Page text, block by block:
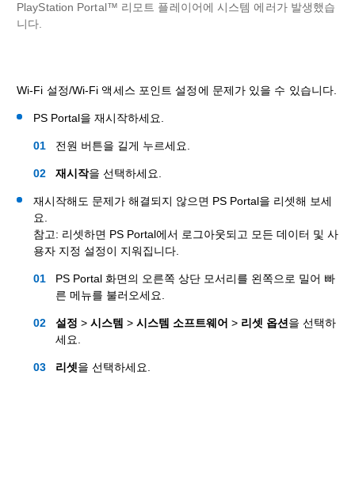
PlayStation Portal™ 리모트 플레이어에 시스템 에러가 발생했습
니다.
Wi-Fi 설정/Wi-Fi 액세스 포인트 설정에 문제가 있을 수 있습니다.
PS Portal을 재시작하세요.
전원 버튼을 길게 누르세요.
재시작을 선택하세요.
재시작해도 문제가 해결되지 않으면 PS Portal을 리셋해 보세
요.
참고: 리셋하면 PS Portal에서 로그아웃되고 모든 데이터 및 사
용자 지정 설정이 지워집니다.
PS Portal 화면의 오른쪽 상단 모서리를 왼쪽으로 밀어 빠
른 메뉴를 불러오세요.
설정 > 시스템 > 시스템 소프트웨어 > 리셋 옵션 을 선택하
세요.
리셋을 선택하세요.